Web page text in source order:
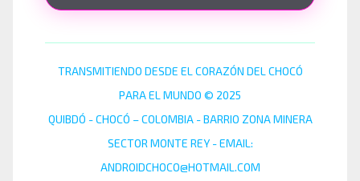
TRANSMITIENDO DESDE EL CORAZÓN DEL CHOCÓ
PARA EL MUNDO © 2025
QUIBDÓ - CHOCÓ – COLOMBIA - BARRIO ZONA MINERA
SECTOR MONTE REY - EMAIL:
ANDROIDCHOCO@HOTMAIL.COM